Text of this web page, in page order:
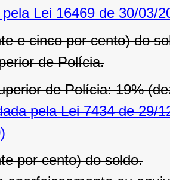
Lei 16469 de 30/03/
e cinco por cento) do
de Polícia.
de Polícia: 19%
pela Lei 7434 de 29/
por cento) do soldo.